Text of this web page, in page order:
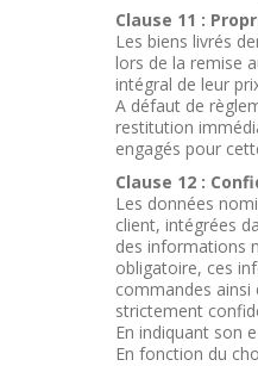
Clause 11 :
Les biens livrés
lors de la remise
intégral de leur
A défaut de
restitution
engagés pour
Clause 12 :
Les données
client, intégrées
des informations
obligatoire, ces
commandes ainsi
strictement
En indiquant son
En fonction du